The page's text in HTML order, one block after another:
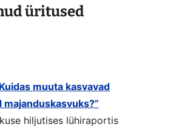
üritused
muuta kasvavad
hiljutises lühiraportis